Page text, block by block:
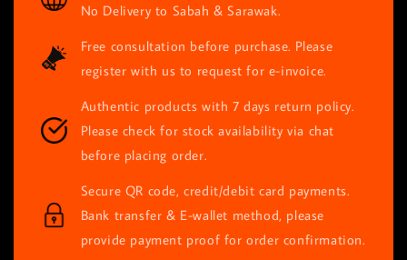
No Delivery to Sabah & Sarawak.
Free consultation before purchase. Please
register with us to request for e-invoice.
Authentic products with 7 days return policy.
Please check for stock availability via chat
before placing order.
Secure QR code, credit/debit card payments.
Bank transfer & E-wallet method, please
provide payment proof for order confirmation.